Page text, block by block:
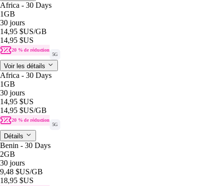
Africa - 30 Days
1GB
30 jours
14,95 $US/GB
14,95 $US
20 % de réduction
5G
Voir les détails
Africa - 30 Days
1GB
30 jours
14,95 $US
14,95 $US/GB
20 % de réduction
5G
Détails
Benin - 30 Days
2GB
30 jours
9,48 $US/GB
18,95 $US